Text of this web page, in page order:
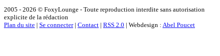
2005 - 2026 © FoxyLounge - Toute reproduction interdite sans autorisation
explicite de la rédaction
Plan du site | Se connecter| Contact | RSS 2.0 | Webdesign : Abel Poucet